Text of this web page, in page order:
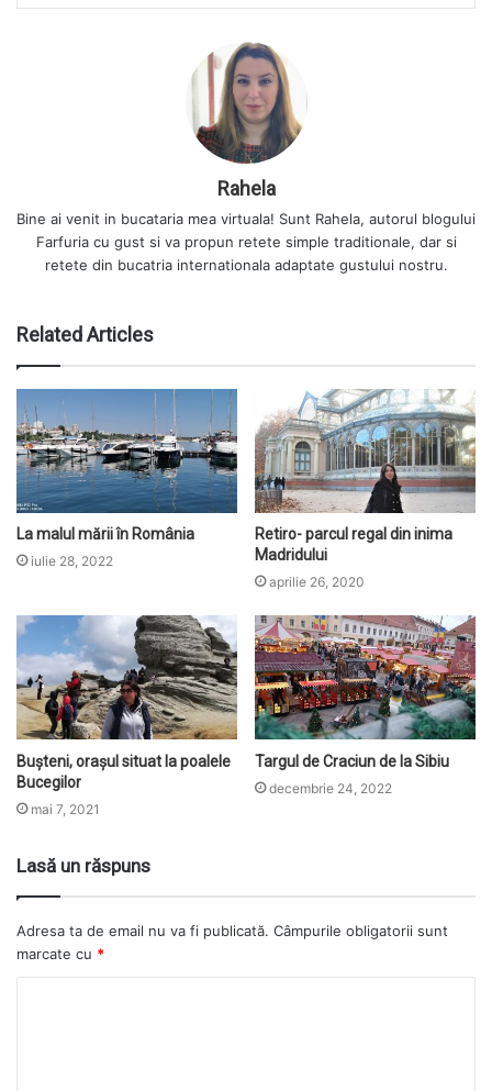
Rahela
Bine ai venit in bucataria mea virtuala! Sunt Rahela, autorul blogului
Farfuria cu gust si va propun retete simple traditionale, dar si
retete din bucatria internationala adaptate gustului nostru.
Related Articles
La malul mării în România
iulie 28, 2022
Retiro- parcul regal din inima
Madridului
aprilie 26, 2020
Bușteni, orașul situat la poalele
Bucegilor
mai 7, 2021
Targul de Craciun de la Sibiu
decembrie 24, 2022
Lasă un răspuns
Adresa ta de email nu va fi publicată. Câmpurile obligatorii sunt
marcate cu *